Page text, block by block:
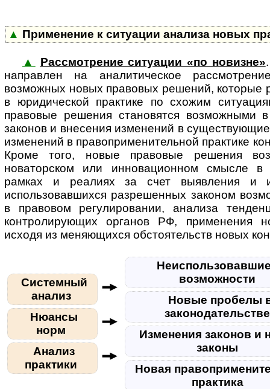
▲ Применение к ситуации анализа новых
▲ Рассмотрение ситуации «по новизне»
на­п­рав­лен на аналитическое
возможных новых правовых решений, которые
в юридической практике по схожим
правовые решения становятся возможными
законов и внесения изменений в
изменений в правоприменительной практике
Кроме того, новые правовые решения
новаторском или инновационном смысле в
рамках и реалиях за счет выявления и
использовавшихся разрешенных законом
в правовом регулировании, анализа
контролирующих органов РФ, применения
исходя из меняющихся обстоятельств новых
Системный
анализ
Нюансы
норм
Анализ
практики
возможности
Новые пробелы
Изменения законов и
законы
Новая
практика